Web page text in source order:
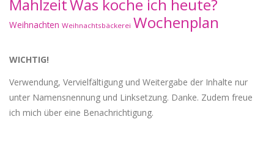
MahlzeitWas koche ich heute?
Weihnachten Weihnachtsbäckerei Wochenplan
WICHTIG!
Verwendung, Vervielfältigung und Weitergabe der Inhalte nur
unter Namensnennung und Linksetzung. Danke. Zudem freue
ich mich über eine Benachrichtigung.